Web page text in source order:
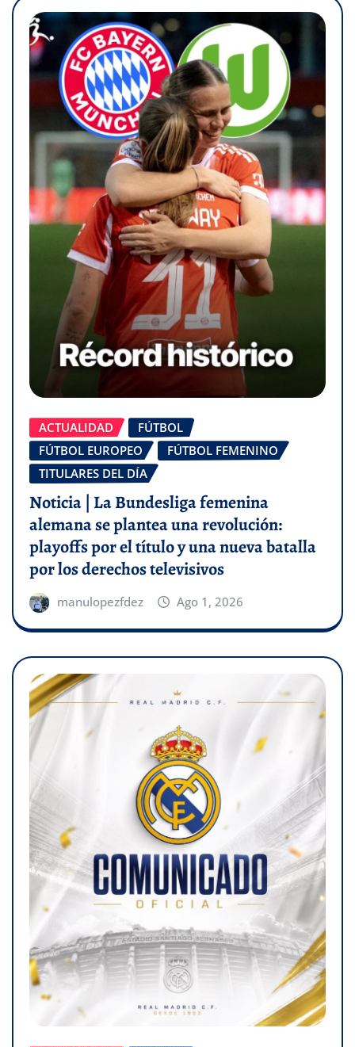
ACTUALIDAD
FÚTBOL
FÚTBOL EUROPEO
FÚTBOL FEMENINO
TITULARES DEL DÍA
Noticia | La Bundesliga femenina
alemana se plantea una revolución:
playoffs por el título y una nueva batalla
por los derechos televisivos
manulopezfdez Ago 1, 2026